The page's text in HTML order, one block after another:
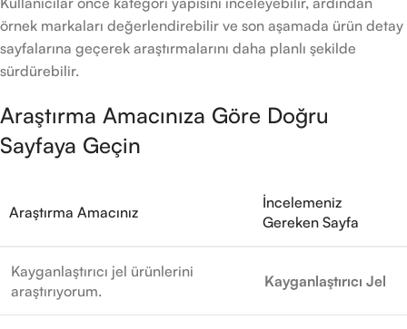
örnek markaları değerlendirebilir ve son aşamada ürün detay
sayfalarına geçerek araştırmalarını daha planlı şekilde
sürdürebilir.
Araştırma Amacınıza Göre Doğru
Sayfaya Geçin
Araştırma Amacınız
İncelemeniz
Gereken Sayfa
Kayganlaştırıcı jel ürünlerini
araştırıyorum.
Kayganlaştırıcı Jel